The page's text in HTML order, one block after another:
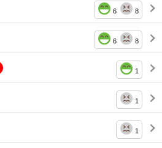
6 8
6 8
1
1
1